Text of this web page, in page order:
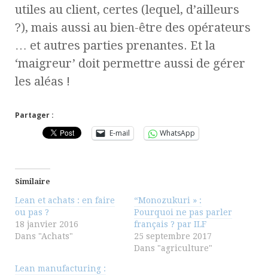
utiles au client, certes (lequel, d’ailleurs
?), mais aussi au bien-être des opérateurs
… et autres parties prenantes. Et la
‘maigreur’ doit permettre aussi de gérer
les aléas !
Partager :
E-mail
WhatsApp
Similaire
Lean et achats : en faire
ou pas ?
18 janvier 2016
Dans "Achats"
“Monozukuri » :
Pourquoi ne pas parler
français ? par ILF
25 septembre 2017
Dans "agriculture"
Lean manufacturing :